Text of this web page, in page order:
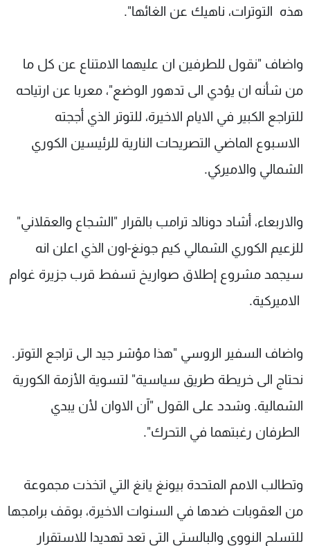
هذه التوترات، ناهيك عن الغائها".
واضاف "نقول للطرفين ان عليهما الامتناع عن كل ما
من شأنه ان يؤدي الى تدهور الوضع"، معربا عن ارتياحه
للتراجع الكبير في الايام الاخيرة، للتوتر الذي أججته
الاسبوع الماضي التصريحات النارية للرئيسين الكوري
الشمالي والاميركي.
والاربعاء، أشاد دونالد ترامب بالقرار "الشجاع والعقلاني"
للزعيم الكوري الشمالي كيم جونغ-اون الذي اعلن انه
سيجمد مشروع إطلاق صواريخ تسفط قرب جزيرة غوام
الاميركية.
واضاف السفير الروسي "هذا مؤشر جيد الى تراجع التوتر.
نحتاج الى خريطة طريق سياسية" لتسوية الأزمة الكورية
الشمالية. وشدد على القول "آن الاوان لأن يبدي
الطرفان رغبتهما في التحرك".
وتطالب الامم المتحدة بيونغ يانغ التي اتخذت مجموعة
من العقوبات ضدها في السنوات الاخيرة، بوقف برامجها
للتسلح النووي والبالستي التي تعد تهديدا للاستقرار